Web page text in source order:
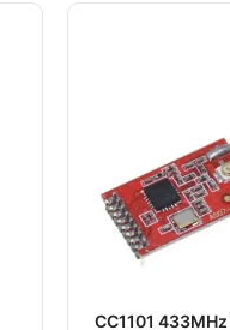
CC1101